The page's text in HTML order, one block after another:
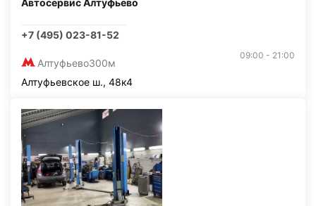
Автосервис Алтуфьево
+7 (495) 023-81-52
Алтуфьево300м
09:00 - 21:00
Алтуфьевское ш., 48к4